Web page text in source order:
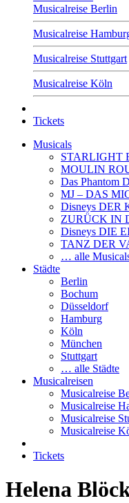
Musicalreise Berlin
Musicalreise
Musicalreise Stuttgart
Musicalreise Köln
Tickets
Musicals
STARLIGHT
MOULIN
Das Phantom
MJ – DAS
Disneys DER
ZURÜCK IN
Disneys DIE
TANZ DER
… alle
Städte
Berlin
Bochum
Düsseldorf
Hamburg
Köln
München
Stuttgart
… alle Städte
Musicalreisen
Musicalreise
Musicalreise
Musicalreise
Musicalreise
Tickets
Helena